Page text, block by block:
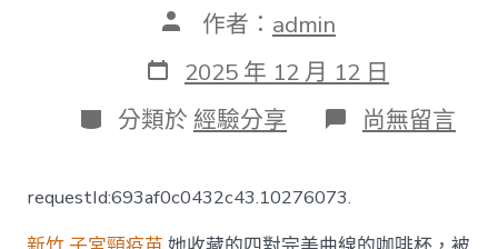
文
作
者
作者： admin
發
表
日
期
2025 年 12 月 12 日
分
類
分類於 經驗分享 在
〈愿
繃
尚無留言
requestId:693af0c0432c43.10276073.